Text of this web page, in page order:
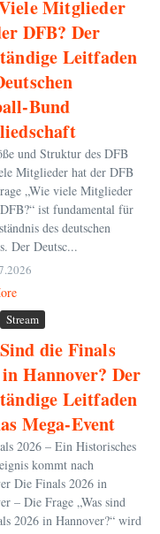
Mitglieder
DFB? Der
Leitfaden
Bund
und Struktur des DFB
Mitglieder hat der DFB
„Wie viele Mitglieder
ist fundamental für
des deutschen
Der Deutsc...
Stream
die Finals
Hannover? Der
Leitfaden
Mega-Event
2026 – Ein Historisches
kommt nach
Die Finals 2026 in
– Die Frage „Was sind
2026 in Hannover?“ wird